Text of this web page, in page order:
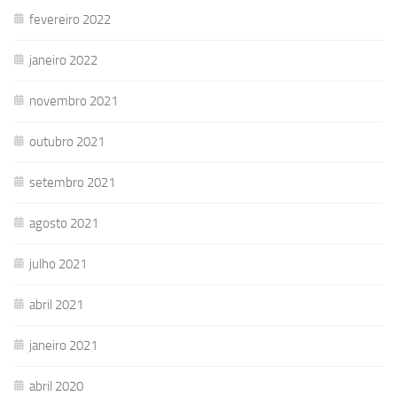
fevereiro 2022
janeiro 2022
novembro 2021
outubro 2021
setembro 2021
agosto 2021
julho 2021
abril 2021
janeiro 2021
abril 2020